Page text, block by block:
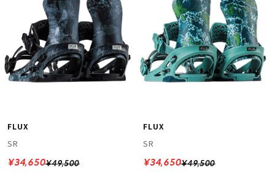
FLUX
SR
¥49,500
¥34,650
FLUX
SR
¥49,500
¥34,650